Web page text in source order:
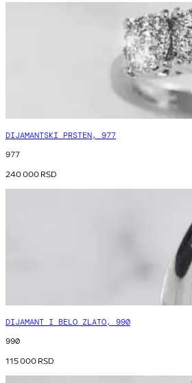
DIJAMANTSKI PRSTEN, 977
977
240 000RSD
DIJAMANT I BELO ZLATO, 990
990
115 000RSD